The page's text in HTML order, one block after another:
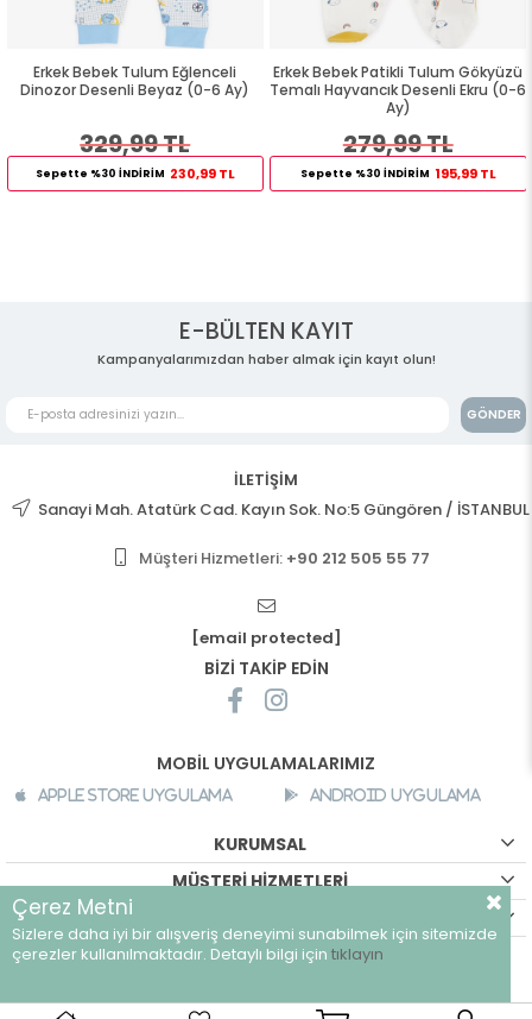
Erkek Bebek Tulum Eğlenceli
Dinozor Desenli Beyaz (0-6 Ay)
329,99 TL
Sepette %30 İNDİRİM 230,99 TL
Erkek Bebek Patikli Tulum Gökyüzü
Temalı Hayvancık Desenli Ekru (0-6
Ay)
279,99 TL
Sepette %30 İNDİRİM 195,99 TL
E-BÜLTEN KAYIT
Kampanyalarımızdan haber almak için kayıt olun!
GÖNDER
İLETİŞİM
Sanayi Mah. Atatürk Cad. Kayın Sok. No:5 Güngören / İSTANBUL
Müşteri Hizmetleri: +90 212 505 55 77
[email protected]
BİZİ TAKİP EDİN
MOBİL UYGULAMALARIMIZ
Apple Store Uygulama Android Uygulama
KURUMSAL
MÜŞTERİ HİZMETLERİ
©breeze.com.tr - Tüm hakları saklıdır.
Çerez Metni
Sizlere daha iyi bir alışveriş deneyimi sunabilmek için sitemizde
çerezler kullanılmaktadır. Detaylı bilgi için tıklayın